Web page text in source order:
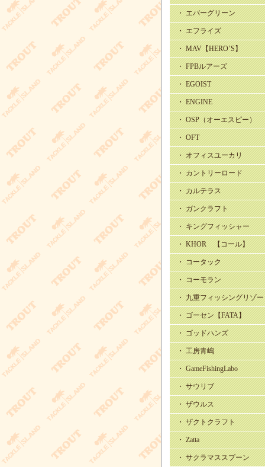
・ エバーグリーン
・ エフライズ
・ MAV【HERO’S】
・ FPBルアーズ
・ EGOIST
・ ENGINE
・ OSP（オーエスピー）
・ OFT
・ オフィスユーカリ
・ カントリーロード
・ カルテラス
・ ガンクラフト
・ キングフィッシャー
・ KHOR 【コール】
・ コータック
・ コーモラン
・ 九重フィッシングリゾ
・ ゴーセン【FATA】
・ ゴッドハンズ
・ 工房青嶋
・ GameFishingLabo
・ サウリブ
・ ザウルス
・ ザクトクラフト
・ Zatta
・ サクラマススプーン